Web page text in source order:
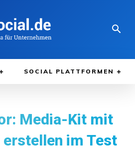
SOCIAL PLATTFORMEN
Media-Kit mit
im Test